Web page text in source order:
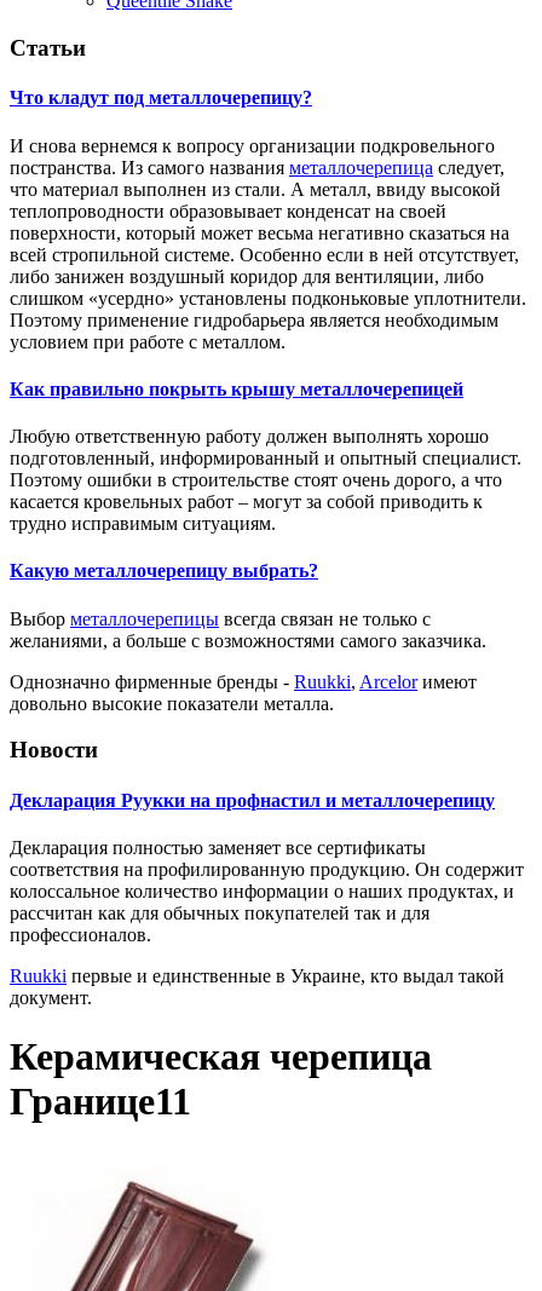
Статьи
Что кладут под металлочерепицу?
И снова вернемся к вопросу организации подкровельного
постранства. Из самого названия металлочерепица следует,
что материал выполнен из стали. А металл, ввиду высокой
теплопроводности образовывает конденсат на своей
поверхности, который может весьма негативно сказаться на
всей стропильной системе. Особенно если в ней отсутствует,
либо занижен воздушный коридор для вентиляции, либо
слишком «усердно» установлены подконьковые уплотнители.
Поэтому применение гидробарьера является необходимым
условием при работе с металлом.
Как правильно покрыть крышу металлочерепицей
Любую ответственную работу должен выполнять хорошо
подготовленный, информированный и опытный специалист.
Поэтому ошибки в строительстве стоят очень дорого, а что
касается кровельных работ – могут за собой приводить к
трудно исправимым ситуациям.
Какую металлочерепицу выбрать?
Выбор металлочерепицы всегда связан не только с
желаниями, а больше с возможностями самого заказчика.
Однозначно фирменные бренды - Ruukki, Arcelorимеют
довольно высокие показатели металла.
Новости
Декларация Руукки на профнастил и металлочерепицу
Декларация полностью заменяет все сертификаты
соответствия на профилированную продукцию. Он содержит
колоссальное количество информации о наших продуктах, и
рассчитан как для обычных покупателей так и для
профессионалов.
Ruukki первые и единственные в Украине, кто выдал такой
документ.
Керамическая черепица
Границе11